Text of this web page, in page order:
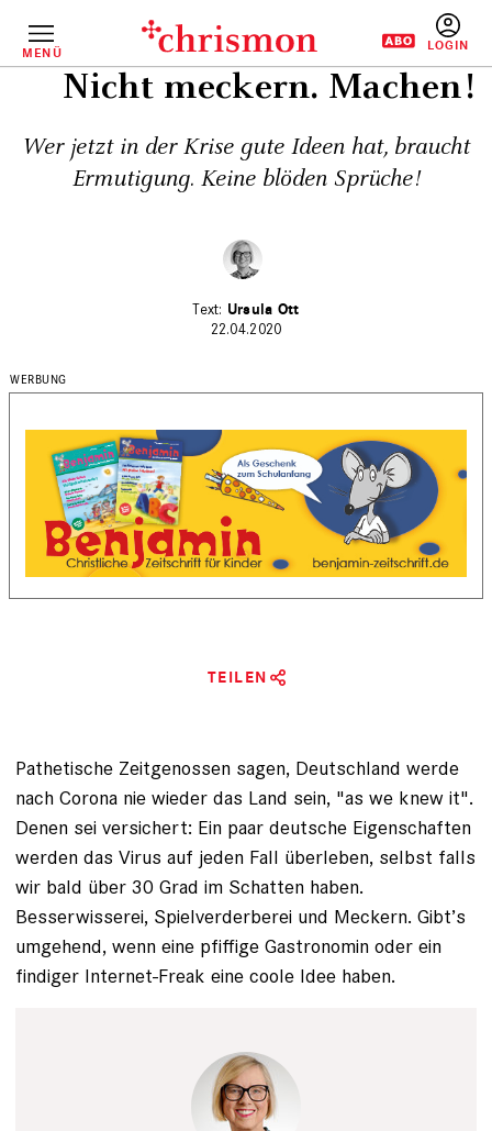
InhaltMENÜ
Nicht meckern. Machen!
Wer jetzt in der Krise gute Ideen hat, braucht
Ermutigung. Keine blöden Sprüche!
Ursula Ott
22.04.2020
TEILEN
Pathetische Zeitgenossen sagen, Deutschland werde
nach Corona nie wieder das Land sein, "as we knew it".
Denen sei versichert: Ein paar deutsche Eigenschaften
werden das Virus auf jeden Fall überleben, selbst falls
wir bald über 30 Grad im Schatten haben.
Besserwisserei, Spielverderberei und Meckern. Gibt’s
umgehend, wenn eine pfiffige Gastronomin oder ein
findiger Internet-Freak eine coole Idee haben.